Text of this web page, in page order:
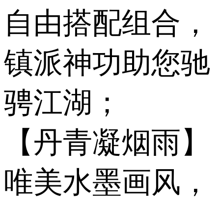
自由搭配组合，
镇派神功助您驰
骋江湖；
【丹青凝烟雨】
唯美水墨画风，